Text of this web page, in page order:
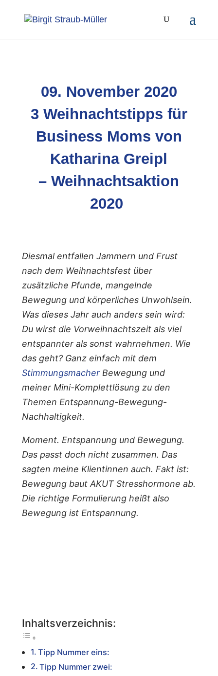
09. November 2020
3 Weihnachtstipps für
Business Moms von
Katharina Greipl
– Weihnachtsaktion
2020
Diesmal entfallen Jammern und Frust
nach dem Weihnachtsfest über
zusätzliche Pfunde, mangelnde
Bewegung und körperliches Unwohlsein.
Was dieses Jahr auch anders sein wird:
Du wirst die Vorweihnachtszeit als viel
entspannter als sonst wahrnehmen. Wie
das geht? Ganz einfach mit dem
StimmungsmacherBewegung und
meiner Mini-Komplettlösung zu den
Themen Entspannung-Bewegung-
Nachhaltigkeit.
Moment. Entspannung und Bewegung.
Das passt doch nicht zusammen. Das
sagten meine Klientinnen auch. Fakt ist:
Bewegung baut AKUT Stresshormone ab.
Die richtige Formulierung heißt also
Bewegung ist Entspannung.
Inhaltsverzeichnis:
Tipp Nummer eins:
Tipp Nummer zwei: